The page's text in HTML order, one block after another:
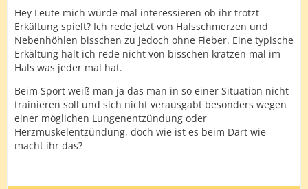
Hey Leute mich würde mal interessieren ob ihr trotzt
Erkältung spielt? Ich rede jetzt von Halsschmerzen und
Nebenhöhlen bisschen zu jedoch ohne Fieber. Eine typische
Erkältung halt ich rede nicht von bisschen kratzen mal im
Hals was jeder mal hat.
Beim Sport weiß man ja das man in so einer Situation nicht
trainieren soll und sich nicht verausgabt besonders wegen
einer möglichen Lungenentzündung oder
Herzmuskelentzündung, doch wie ist es beim Dart wie
macht ihr das?